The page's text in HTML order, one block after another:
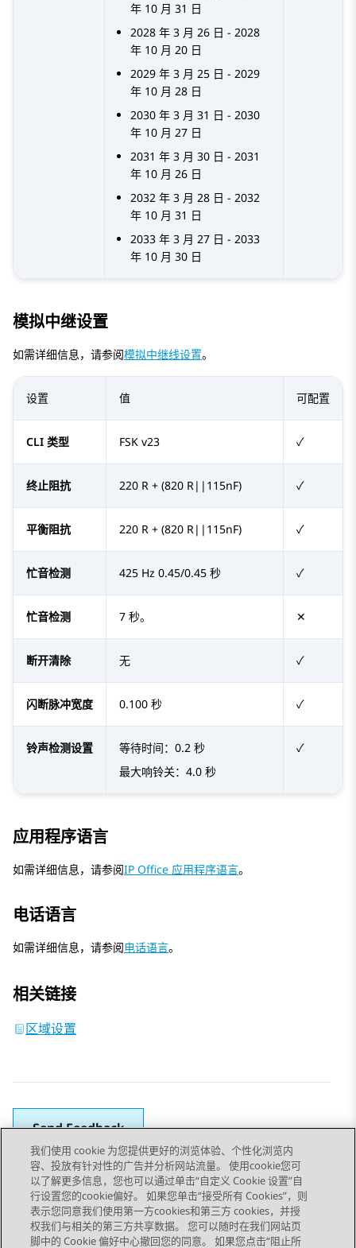
年 10 月 31 日
2028 年 3 月 26 日 - 2028
年 10 月 20 日
2029 年 3 月 25 日 - 2029
年 10 月 28 日
2030 年 3 月 31 日 - 2030
年 10 月 27 日
2031 年 3 月 30 日 - 2031
年 10 月 26 日
2032 年 3 月 28 日 - 2032
年 10 月 31 日
2033 年 3 月 27 日 - 2033
年 10 月 30 日
模拟中继设置
如需详细信息，请参阅模拟中继线设置。
设置 值 可配置
CLI 类型 FSK v23 ✓
终止阻抗 220 R + (820 R||115nF) ✓
平衡阻抗 220 R + (820 R||115nF) ✓
忙音检测 425 Hz 0.45/0.45 秒 ✓
忙音检测 7 秒。 ✕
断开清除 无 ✓
闪断脉冲宽度 0.100 秒 ✓
铃声检测设置
等待时间：0.2 秒
最大响铃关：4.0 秒
✓
应用程序语言
如需详细信息，请参阅IP Office 应用程序语言。
电话语言
如需详细信息，请参阅电话语言。
相关链接
区域设置
Send Feedback
Topic navigation
上一主题 下一主题
我们使用 cookie 为您提供更好的浏览体验、个性化浏览内
容、投放有针对性的广告并分析网站流量。 使用cookie您可
以了解更多信息，您也可以通过单击“自定义 Cookie 设置”自
行设置您的cookie偏好。 如果您单击“接受所有 Cookies”，则
表示您同意我们使用第一方cookies和第三方 cookies，并授
权我们与相关的第三方共享数据。 您可以随时在我们网站页
脚中的 Cookie 偏好中心撤回您的同意。 如果您点击“阻止所